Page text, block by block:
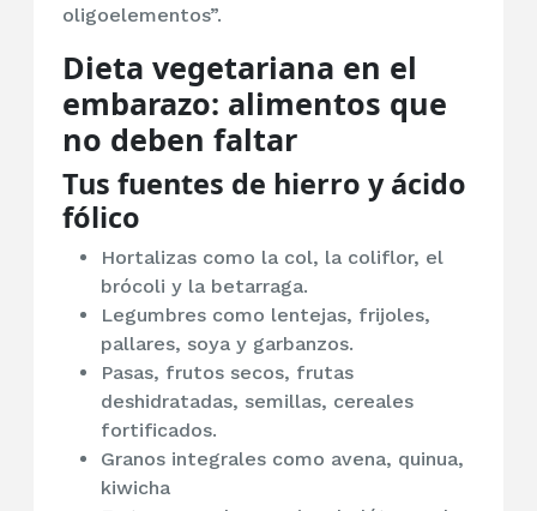
oligoelementos”.
Dieta vegetariana en el
embarazo: alimentos que
no deben faltar
Tus fuentes de hierro y ácido
fólico
Hortalizas como la col, la coliflor, el
brócoli y la betarraga.
Legumbres como lentejas, frijoles,
pallares, soya y garbanzos.
Pasas, frutos secos, frutas
deshidratadas, semillas, cereales
fortificados.
Granos integrales como avena, quinua,
kiwicha